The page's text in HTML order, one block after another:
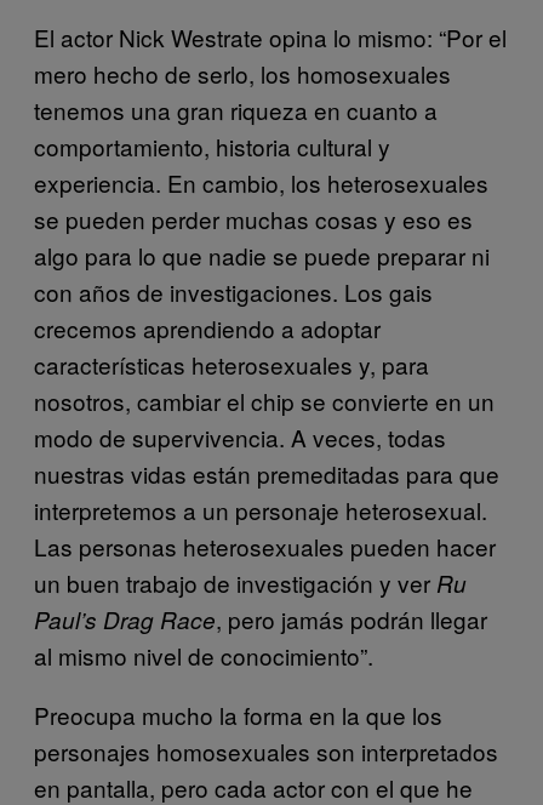
El actor Nick Westrate opina lo mismo: “Por el
mero hecho de serlo, los homosexuales
tenemos una gran riqueza en cuanto a
comportamiento, historia cultural y
experiencia. En cambio, los heterosexuales
se pueden perder muchas cosas y eso es
algo para lo que nadie se puede preparar ni
con años de investigaciones. Los gais
crecemos aprendiendo a adoptar
características heterosexuales y, para
nosotros, cambiar el chip se convierte en un
modo de supervivencia. A veces, todas
nuestras vidas están premeditadas para que
interpretemos a un personaje heterosexual.
Las personas heterosexuales pueden hacer
un buen trabajo de investigación y ver Ru
Paul’s Drag Race, pero jamás podrán llegar
al mismo nivel de conocimiento”.
Preocupa mucho la forma en la que los
personajes homosexuales son interpretados
en pantalla, pero cada actor con el que he